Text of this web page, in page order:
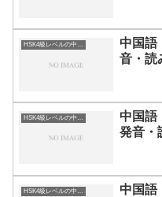
HSK4級レベルの中国語
中国語
音・読
中国語
発音・
中国語